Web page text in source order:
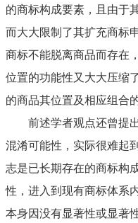
的商标构成要素，且由于
而大大限制了其扩充商标
商标不能脱离商品而存在
位置的功能性又大大压缩
的商品其位置及相应组合
前述学者观点还曾提出
混淆可能性 ，实际很难起
志是已长期存在的商标构
性，进入到现有商标体系
本身因没有显著性或显著